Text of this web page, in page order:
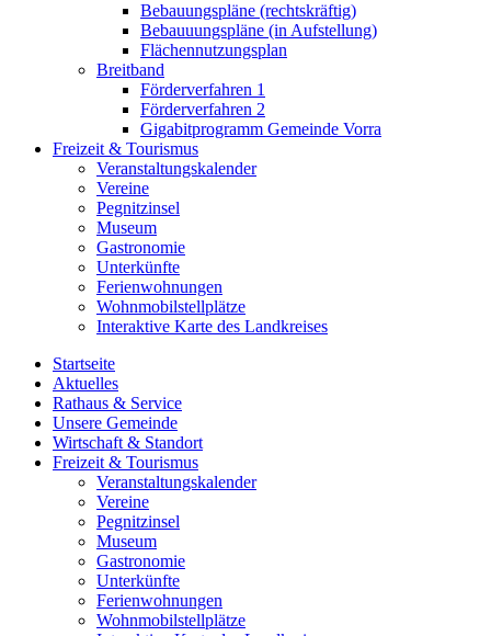
Bebauungspläne (rechtskräftig)
Bebauuungspläne (in Aufstellung)
Flächennutzungsplan
Breitband
Förderverfahren 1
Förderverfahren 2
Gigabitprogramm Gemeinde Vorra
Freizeit & Tourismus
Veranstaltungskalender
Vereine
Pegnitzinsel
Museum
Gastronomie
Unterkünfte
Ferienwohnungen
Wohnmobilstellplätze
Interaktive Karte des Landkreises
Startseite
Aktuelles
Rathaus & Service
Unsere Gemeinde
Wirtschaft & Standort
Freizeit & Tourismus
Veranstaltungskalender
Vereine
Pegnitzinsel
Museum
Gastronomie
Unterkünfte
Ferienwohnungen
Wohnmobilstellplätze